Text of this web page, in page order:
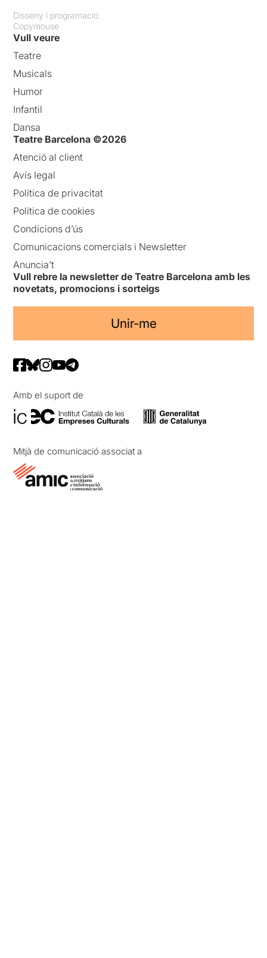
Disseny i programació:
Copymouse
Vull veure
Teatre
Musicals
Humor
Infantil
Dansa
Teatre Barcelona ©2026
Atenció al client
Avís legal
Política de privacitat
Política de cookies
Condicions d’ús
Comunicacions comercials i Newsletter
Anuncia’t
Vull rebre la newsletter de Teatre Barcelona amb les
novetats, promocions i sorteigs
Unir-me
Amb el suport de
Mitjà de comunicació associat a